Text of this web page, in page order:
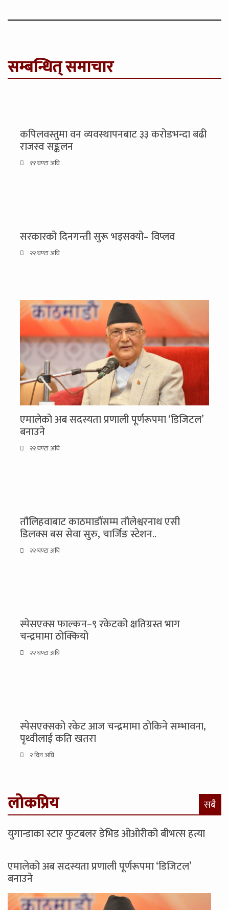
सम्बन्धित् समाचार
कपिलवस्तुमा वन व्यवस्थापनबाट ३३ करोडभन्दा बढी
राजस्व सङ्कलन
११ घण्टा अघि
सरकारको दिनगन्ती सुरू भइसक्यो– विप्लव
२२ घण्टा अघि
एमालेको अब सदस्यता प्रणाली पूर्णरूपमा ‘डिजिटल’
बनाउने
२२ घण्टा अघि
तौलिहवाबाट काठमाडौंसम्म तौलेश्वरनाथ एसी
डिलक्स बस सेवा सुरु, चार्जिङ स्टेशन..
२२ घण्टा अघि
स्पेसएक्स फाल्कन–९ रकेटको क्षतिग्रस्त भाग
चन्द्रमामा ठोक्कियो
२२ घण्टा अघि
स्पेसएक्सको रकेट आज चन्द्रमामा ठोकिने सम्भावना,
पृथ्वीलाई कति खतरा
२ दिन अघि
लोकप्रिय सबै
युगान्डाका स्टार फुटबलर डेभिड ओओरीको बीभत्स हत्या
एमालेको अब सदस्यता प्रणाली पूर्णरूपमा ‘डिजिटल’
बनाउने